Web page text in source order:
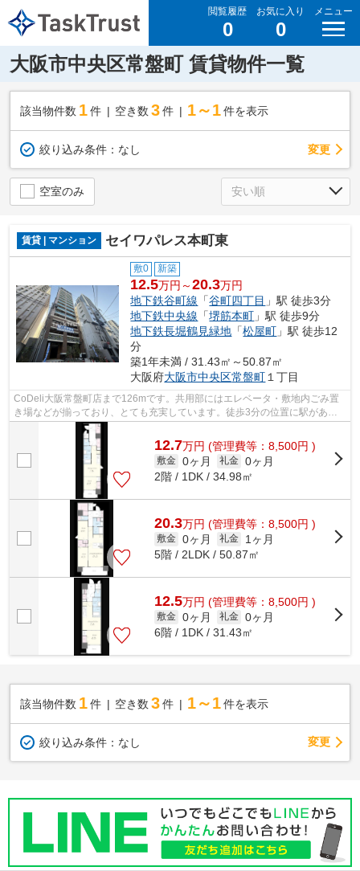
閲覧履歴
0
お気に入り
0
メニュー
大阪市中央区常盤町 賃貸物件一覧
該当物件数 1件 空き数 3 件 1～1 件を表示
絞り込み条件： なし 変更
空室のみ
賃貸 | マンション セイワパレス本町東
敷0 新築
12.5万円～20.3万円
地下鉄谷町線 「谷町四丁目 」駅 徒歩3分
地下鉄中央線 「堺筋本町 」駅 徒歩9分
地下鉄長堀鶴見緑地 「松屋町 」駅 徒歩12
分
築1年未満 / 31.43㎡～50.87㎡
大阪府大阪市中央区常盤町１丁目
CoDeli大阪常盤町店まで126mです。共用部にはエレベータ・敷地内ごみ置
き場などが揃っており、とても充実しています。徒歩3分の位置に駅がある
物件です。地上15階建ての物件。造りとデ...
12.7万円 (管理費等：8,500円 )
敷金 0ヶ月 礼金 0ヶ月
2階 / 1DK / 34.98㎡
20.3万円 (管理費等：8,500円 )
敷金 0ヶ月 礼金
1ヶ月
5階 / 2LDK / 50.87㎡
12.5万円 (管理費等：8,500円 )
敷金 0ヶ月 礼金 0ヶ月
6階 / 1DK / 31.43㎡
該当物件数 1件 空き数 3 件 1～1 件を表示
絞り込み条件： なし 変更